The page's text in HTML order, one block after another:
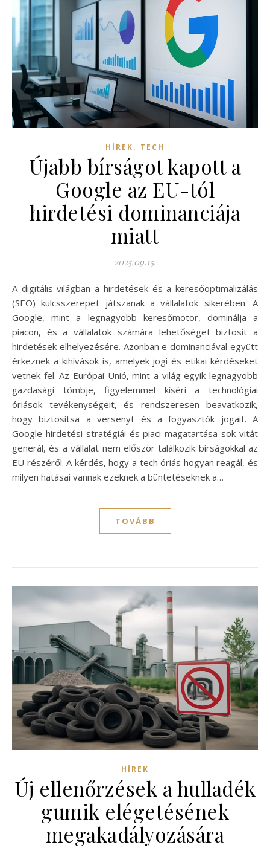
HÍREK, TECH
Újabb bírságot kapott a
Google az EU-tól
hirdetési dominanciája
miatt
2025.09.15.
A digitális világban a hirdetések és a keresőoptimalizálás
(SEO) kulcsszerepet játszanak a vállalatok sikerében. A
Google, mint a legnagyobb keresőmotor, dominálja a
piacon, és a vállalatok számára lehetőséget biztosít a
hirdetések elhelyezésére. Azonban e dominanciával együtt
érkeznek a kihívások is, amelyek jogi és etikai kérdéseket
vetnek fel. Az Európai Unió, mint a világ egyik legnagyobb
gazdasági tömbje, figyelemmel kíséri a technológiai
óriások tevékenységeit, és rendszeresen beavatkozik,
hogy biztosítsa a versenyt és a fogyasztók jogait. A
Google hirdetési stratégiái és piaci magatartása sok vitát
generál, és a vállalat nem először találkozik bírságokkal az
EU részéről. A kérdés, hogy a tech óriás hogyan reagál, és
milyen hatásai vannak ezeknek a büntetéseknek a…
TOVÁBB
HÍREK
Új ellenőrzések a hulladék
gumik elégetésének
megakadályozására